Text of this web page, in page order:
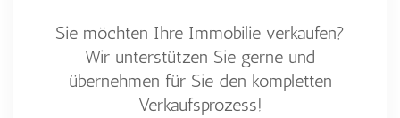
Sie möchten Ihre Immobilie verkaufen?
Wir unterstützen Sie gerne und
übernehmen für Sie den kompletten
Verkaufsprozess!